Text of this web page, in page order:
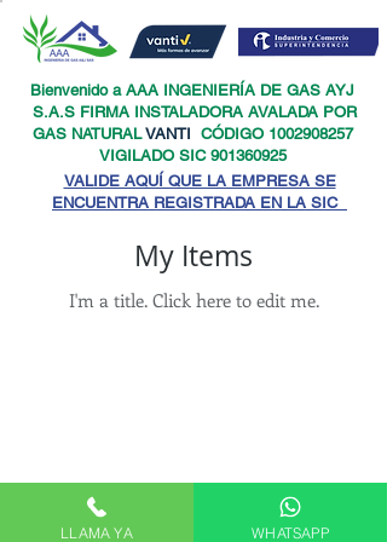
Bienvenido a AAA INGENIERÍA DE GAS AYJ
S.A.S FIRMA INSTALADORA AVALADA POR
GAS NATURAL VANTI CÓDIGO 1002908257
VIGILADO SIC 901360925
VALIDE AQUÍ QUE LA EMPRESA SE
ENCUENTRA REGISTRADA EN LA SIC
My Items
I'm a title. ​Click here to edit me.
AAA INGENIERIA DE GAS A&J SAS
LLAMA YA WHATSAPP